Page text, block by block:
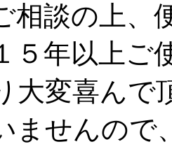
相談の上、
５年以上ご
大変喜んで
ませんので